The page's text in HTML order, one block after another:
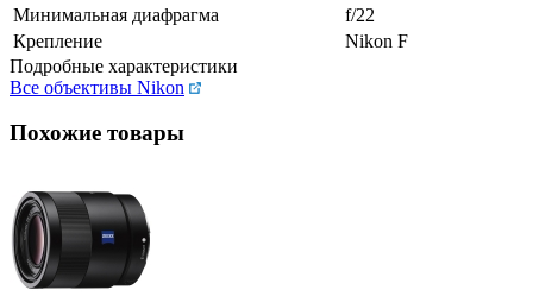
Минимальная диафрагма
f/22
Крепление
Nikon F
Подробные характеристики
Все объективы Nikon
Похожие товары